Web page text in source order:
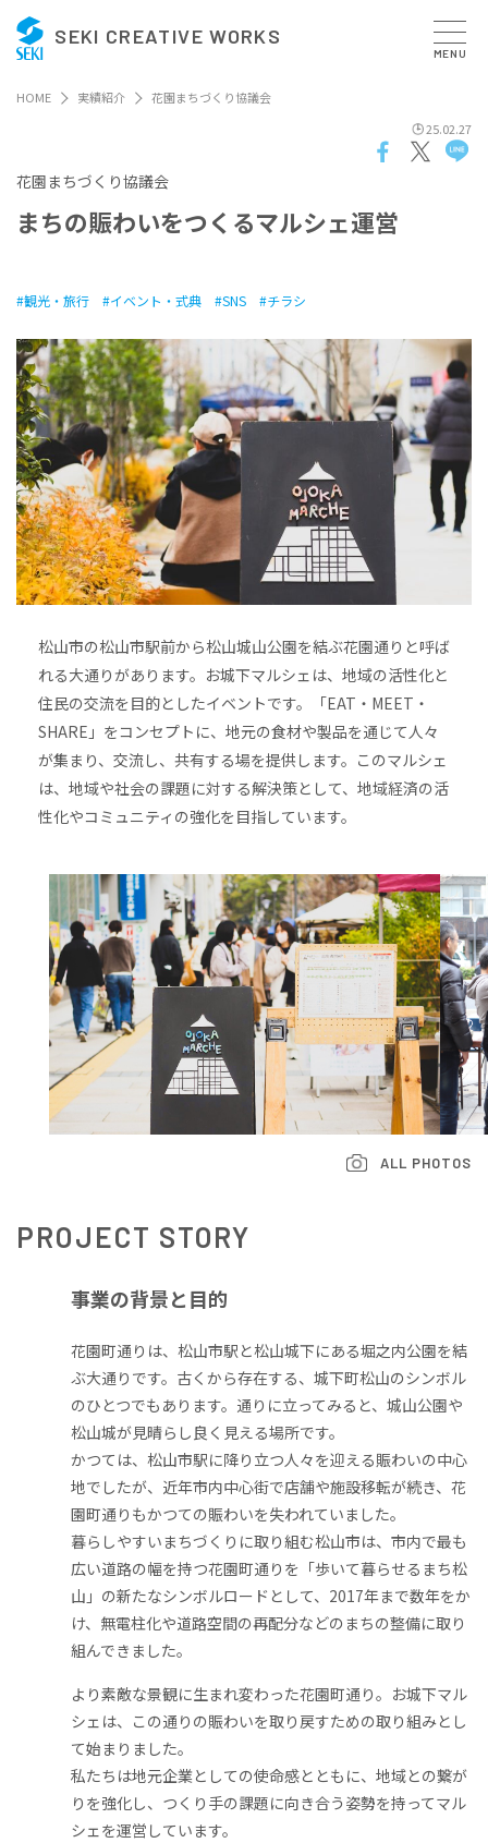
SEKI CREATIVE WORKS
MENU
HOME 実績紹介
花園まちづくり協議会
25.02.27
花園まちづくり協議会
まちの賑わいをつく るマルシェ運営
観光・旅行 イベント・式典 SNS チラシ
松山市の松山市駅前から松山城山公園を結ぶ花園通りと呼ば
れる大通りがあります。お城下マルシェは、地域の活性化と
住民の交流を目的としたイベントです。「EAT・MEET・
SHARE」をコンセプトに、地元の食材や製品を通じて人々
が集まり、交流し、共有する場を提供します。このマルシェ
は、地域や社会の課題に対する解決策として、地域経済の活
性化やコミュニティの強化を目指しています。
ALL PHOTOS
PROJECT STORY
事業の背景と目的
花園町通りは、松山市駅と松山城下にある堀之内公園を結
ぶ大通りです。古くから存在する、城下町松山のシンボル
のひとつでもあります。通りに立ってみると、城山公園や
松山城が見晴らし良く見える場所です。
かつては、松山市駅に降り立つ人々を迎える賑わいの中心
地でしたが、近年市内中心街で店舗や施設移転が続き、花
園町通りもかつての賑わいを失われていました。
暮らしやすいまちづくりに取り組む松山市は、市内で最も
広い道路の幅を持つ花園町通りを「歩いて暮らせるまち松
山」の新たなシンボルロードとして、2017年まで数年をか
け、無電柱化や道路空間の再配分などのまちの整備に取り
組んできました。
より素敵な景観に生まれ変わった花園町通り。お城下マル
シェは、この通りの賑わいを取り戻すための取り組みとし
て始まりました。
私たちは地元企業としての使命感とともに、地域との繋が
りを強化し、つくり手の課題に向き合う姿勢を持ってマル
シェを運営しています。